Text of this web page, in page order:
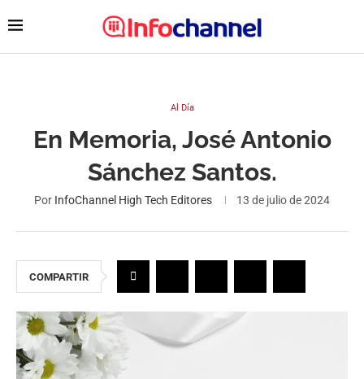
Al Día
En Memoria, José Antonio
Sánchez Santos.
Por InfoChannel High Tech Editores 13 de julio de 2024
COMPARTIR